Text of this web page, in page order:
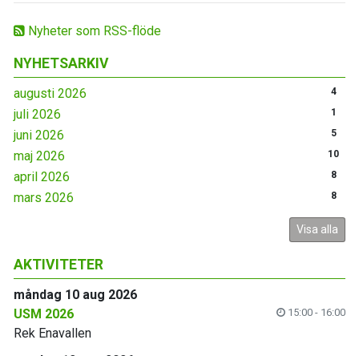
Nyheter som RSS-flöde
NYHETSARKIV
augusti 2026 4
juli 2026 1
juni 2026 5
maj 2026 10
april 2026 8
mars 2026 8
Visa alla
AKTIVITETER
måndag 10 aug 2026
USM 2026
15:00 - 16:00
Rek Enavallen